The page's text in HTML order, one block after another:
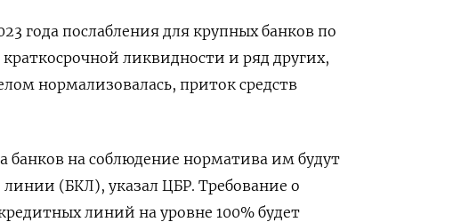
года послабления для крупных банков по
ликвидности и ряд других,
нормализовалась, приток средств
банков на соблюдение норматива им будут
(БКЛ), указал ЦБР. Требование о
линий на уровне 100% будет